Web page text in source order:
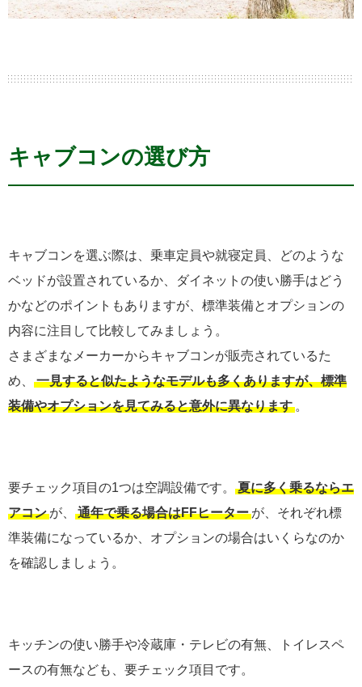
キャブコンの選び方
キャブコンを選ぶ際は、乗車定員や就寝定員、どのような
ベッドが設置されているか、ダイネットの使い勝手はどう
かなどのポイントもありますが、標準装備とオプションの
内容に注目して比較してみましょう。
さまざまなメーカーからキャブコンが販売されているた
め、
一見すると似たようなモデルも多くありますが、標準
装備やオプションを見てみると意外に異なります 。
要チェック項目の1つは空調設備です。
夏に多く乗るならエ
アコン が、 通年で乗る場合はFFヒーター が、それぞれ標
準装備になっているか、オプションの場合はいくらなのか
を確認しましょう。
キッチンの使い勝手や冷蔵庫・テレビの有無、トイレスペ
ースの有無なども、要チェック項目です。